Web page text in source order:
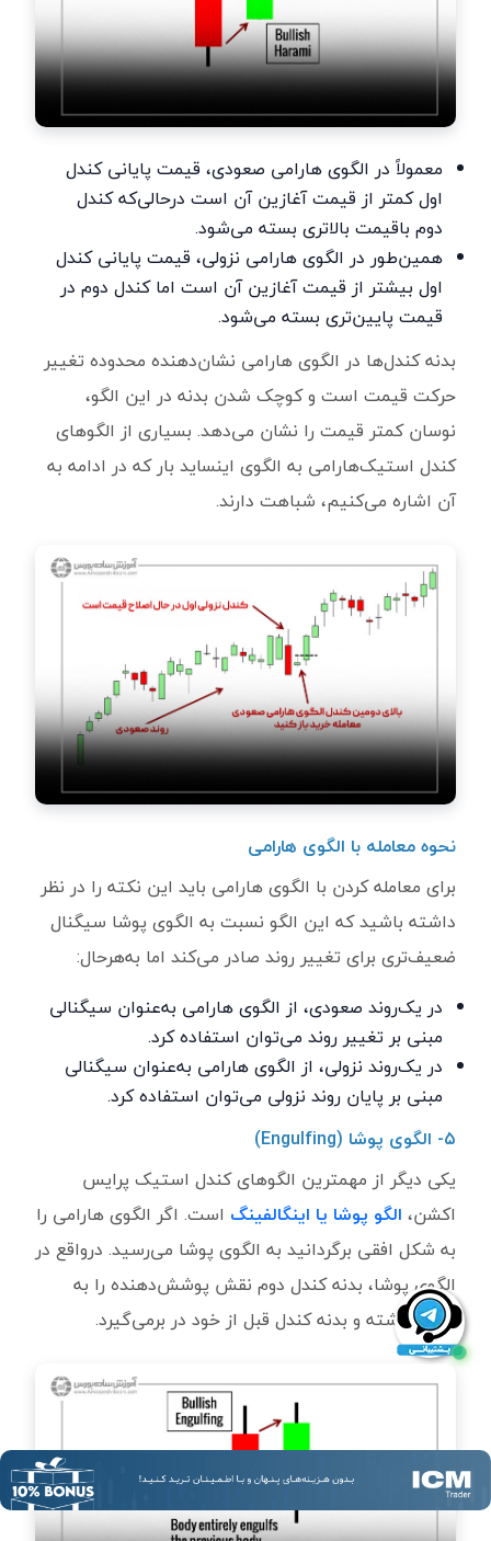
معمولاً در الگوی هارامی صعودی، قیمت پایانی کندل
اول کمتر از قیمت آغازین آن است درحالی‌که کندل
دوم باقیمت بالاتری بسته می‌شود.
همین‌طور در الگوی هارامی نزولی، قیمت پایانی کندل
اول بیشتر از قیمت آغازین آن است اما کندل دوم در
قیمت پایین‌تری بسته می‌شود.
بدنه کندل‌ها در الگوی هارامی نشان‌دهنده محدوده تغییر
حرکت قیمت است و کوچک شدن بدنه در این الگو،
نوسان کمتر قیمت را نشان می‌دهد. بسیاری از الگوهای
کندل استیک‌هارامی به الگوی اینساید بار که در ادامه به
آن اشاره می‌کنیم، شباهت دارند.
نحوه معامله با الگوی هارامی
برای معامله کردن با الگوی هارامی باید این نکته را در نظر
داشته باشید که این الگو نسبت به الگوی پوشا سیگنال
ضعیف‌تری برای تغییر روند صادر می‌کند اما به‌هرحال:
در یک‌روند صعودی، از الگوی هارامی به‌عنوان سیگنالی
مبنی بر تغییر روند می‌توان استفاده کرد.
در یک‌روند نزولی، از الگوی هارامی به‌عنوان سیگنالی
مبنی بر پایان روند نزولی می‌توان استفاده کرد.
۵- الگوی پوشا (
Engulfing
)
یکی دیگر از مهمترین الگوهای کندل استیک پرایس
اکشن، الگو پوشا یا اینگالفینگ است. اگر الگوی هارامی را
به شکل افقی برگردانید به الگوی پوشا می‌رسید. درواقع در
الگوی پوشا، بدنه کندل دوم نقش پوشش‌دهنده را به
عهده داشته و بدنه کندل قبل از خود در برمی‌گیرد.